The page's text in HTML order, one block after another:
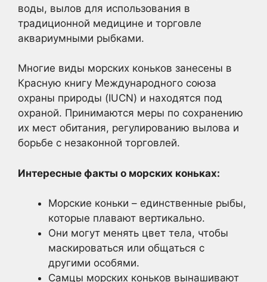
воды, вылов для использования в
традиционной медицине и торговле
аквариумными рыбками.
Многие виды морских коньков занесены в
Красную книгу Международного союза
охраны природы (IUCN) и находятся под
охраной. Принимаются меры по сохранению
их мест обитания, регулированию вылова и
борьбе с незаконной торговлей.
Интересные факты о морских коньках:
Морские коньки – единственные рыбы,
которые плавают вертикально.
Они могут менять цвет тела, чтобы
маскироваться или общаться с
другими особями.
Самцы морских коньков вынашивают